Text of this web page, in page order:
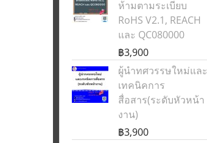
ห้ามตามระเบียบ
RoHS V2.1, REACH
และ QC080000
฿3,900
ผู้นำทศวรรษใหม่และ
เทคนิคการ
สื่อสาร(ระดับหัวหน้า
งาน)
฿3,900